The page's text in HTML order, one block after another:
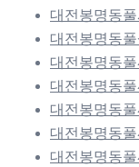
대전봉명동
대전봉명동
대전봉명동
대전봉명동
대전봉명동
대전봉명동풀
대전봉명동